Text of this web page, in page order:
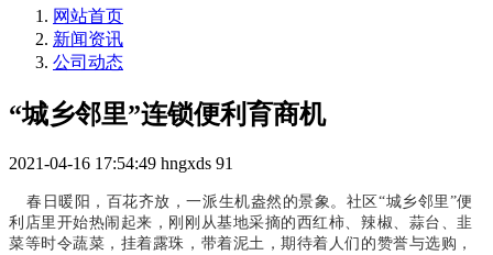
网站首页
新闻资讯
公司动态
“城乡邻里”连锁便利育商机
2021-04-16 17:54:49 hngxds 91
春日暖阳，百花齐放，一派生机盎然的景象。社区“城乡邻里”便
利店里开始热闹起来，刚刚从基地采摘的西红柿、辣椒、蒜台、韭
菜等时令蔬菜，挂着露珠，带着泥土，期待着人们的赞誉与选购，